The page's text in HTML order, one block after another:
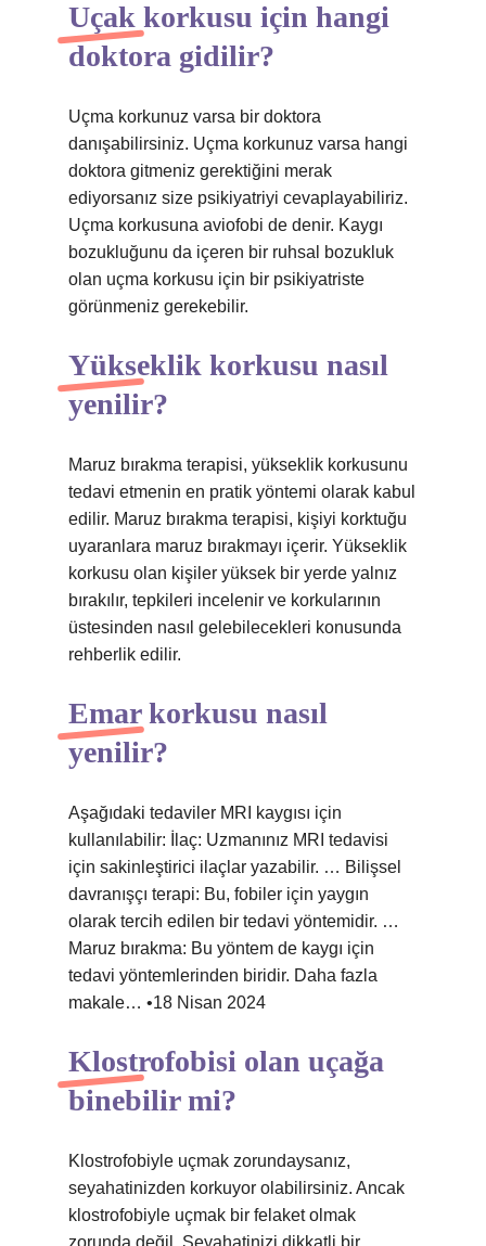
Uçak korkusu için hangi
doktora gidilir?
Uçma korkunuz varsa bir doktora
danışabilirsiniz. Uçma korkunuz varsa hangi
doktora gitmeniz gerektiğini merak
ediyorsanız size psikiyatriyi cevaplayabiliriz.
Uçma korkusuna aviofobi de denir. Kaygı
bozukluğunu da içeren bir ruhsal bozukluk
olan uçma korkusu için bir psikiyatriste
görünmeniz gerekebilir.
Yükseklik korkusu nasıl
yenilir?
Maruz bırakma terapisi, yükseklik korkusunu
tedavi etmenin en pratik yöntemi olarak kabul
edilir. Maruz bırakma terapisi, kişiyi korktuğu
uyaranlara maruz bırakmayı içerir. Yükseklik
korkusu olan kişiler yüksek bir yerde yalnız
bırakılır, tepkileri incelenir ve korkularının
üstesinden nasıl gelebilecekleri konusunda
rehberlik edilir.
Emar korkusu nasıl
yenilir?
Aşağıdaki tedaviler MRI kaygısı için
kullanılabilir: İlaç: Uzmanınız MRI tedavisi
için sakinleştirici ilaçlar yazabilir. … Bilişsel
davranışçı terapi: Bu, fobiler için yaygın
olarak tercih edilen bir tedavi yöntemidir. …
Maruz bırakma: Bu yöntem de kaygı için
tedavi yöntemlerinden biridir. Daha fazla
makale… •18 Nisan 2024
Klostrofobisi olan uçağa
binebilir mi?
Klostrofobiyle uçmak zorundaysanız,
seyahatinizden korkuyor olabilirsiniz. Ancak
klostrofobiyle uçmak bir felaket olmak
zorunda değil. Seyahatinizi dikkatli bir